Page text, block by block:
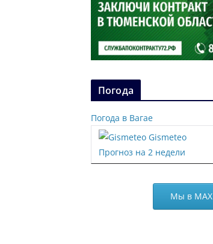
Погода
Погода в Вагае
Gismeteo
Прогноз на 2 недели
Мы в МАХ